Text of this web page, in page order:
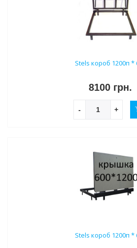
Stels короб 1200п *
8100 грн.
- +
Stels короб 1200п *